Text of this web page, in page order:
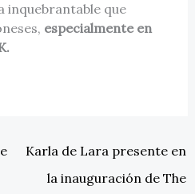
inquebrantable que
especialmente en
Karla de Lara presente en
la inauguración de The